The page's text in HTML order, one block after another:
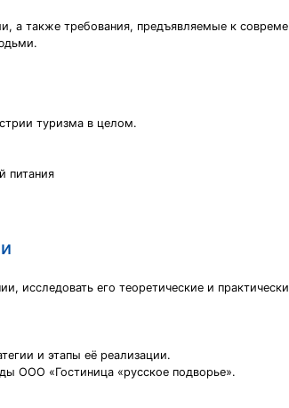
а также требования, предъявляемые к
туризма в целом.
питания
исследовать его теоретические и
и этапы её реализации.
ООО «Гостиница «русское подворье».